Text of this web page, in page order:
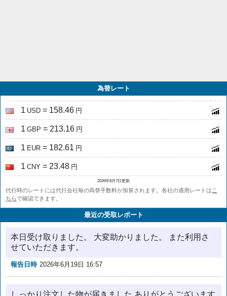
為替レート
1 USD = 158.46 円
1 GBP = 213.16 円
1 EUR = 182.61 円
1 CNY = 23.48 円
2026年8月7日更新
代行時のレートには代行会社毎の両替手数料が加算されます。各社の適用レートはこ
ちらで確認できます。
最近の受取レポート
本日受け取りました。 大変助かりました。 また利用さ
せていただきます。
報告日時 2026年6月19日 16:57